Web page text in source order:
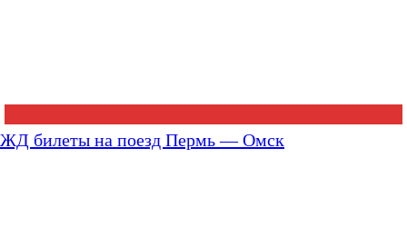
ЖД билеты на поезд Пермь — Омск